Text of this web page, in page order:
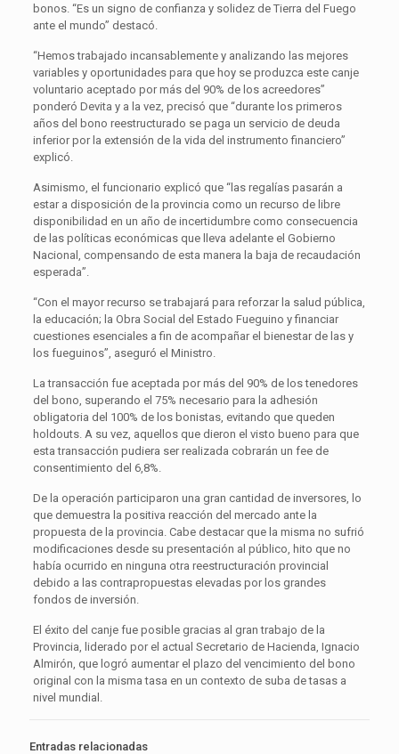
bonos. “Es un signo de confianza y solidez de Tierra del Fuego
ante el mundo” destacó.
“Hemos trabajado incansablemente y analizando las mejores
variables y oportunidades para que hoy se produzca este canje
voluntario aceptado por más del 90% de los acreedores”
ponderó Devita y a la vez, precisó que “durante los primeros
años del bono reestructurado se paga un servicio de deuda
inferior por la extensión de la vida del instrumento financiero”
explicó.
Asimismo, el funcionario explicó que “las regalías pasarán a
estar a disposición de la provincia como un recurso de libre
disponibilidad en un año de incertidumbre como consecuencia
de las políticas económicas que lleva adelante el Gobierno
Nacional, compensando de esta manera la baja de recaudación
esperada”.
“Con el mayor recurso se trabajará para reforzar la salud pública,
la educación; la Obra Social del Estado Fueguino y financiar
cuestiones esenciales a fin de acompañar el bienestar de las y
los fueguinos”, aseguró el Ministro.
La transacción fue aceptada por más del 90% de los tenedores
del bono, superando el 75% necesario para la adhesión
obligatoria del 100% de los bonistas, evitando que queden
holdouts. A su vez, aquellos que dieron el visto bueno para que
esta transacción pudiera ser realizada cobrarán un fee de
consentimiento del 6,8%.
De la operación participaron una gran cantidad de inversores, lo
que demuestra la positiva reacción del mercado ante la
propuesta de la provincia. Cabe destacar que la misma no sufrió
modificaciones desde su presentación al público, hito que no
había ocurrido en ninguna otra reestructuración provincial
debido a las contrapropuestas elevadas por los grandes
fondos de inversión.
El éxito del canje fue posible gracias al gran trabajo de la
Provincia, liderado por el actual Secretario de Hacienda, Ignacio
Almirón, que logró aumentar el plazo del vencimiento del bono
original con la misma tasa en un contexto de suba de tasas a
nivel mundial.
Entradas relacionadas